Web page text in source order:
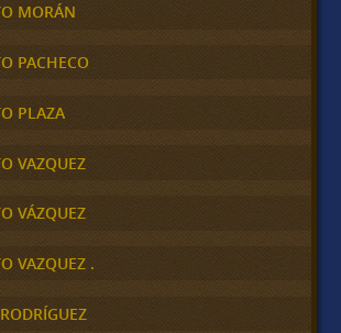
MORÁN
PACHECO
PLAZA
VAZQUEZ
VÁZQUEZ
VAZQUEZ .